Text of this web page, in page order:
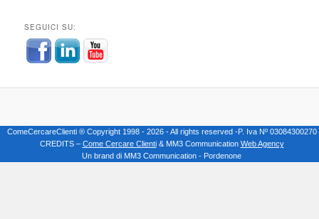
SEGUICI SU:
ComeCercareClienti ® Copyright 1998 - 2026 - All rights reserved -P. Iva Nº 03084300270
CREDITS – Come Cercare Clienti& MM3 Communication Web Agency
Un brand di MM3 Communication - Pordenone